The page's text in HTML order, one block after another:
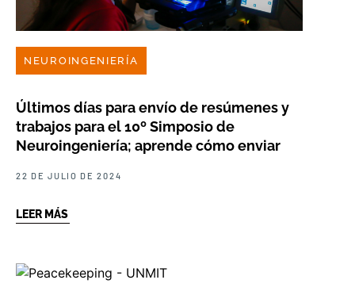
NEUROINGENIERÍA
Últimos días para envío de resúmenes y
trabajos para el 10º Simposio de
Neuroingeniería; aprende cómo enviar
22 DE JULIO DE 2024
LEER MÁS